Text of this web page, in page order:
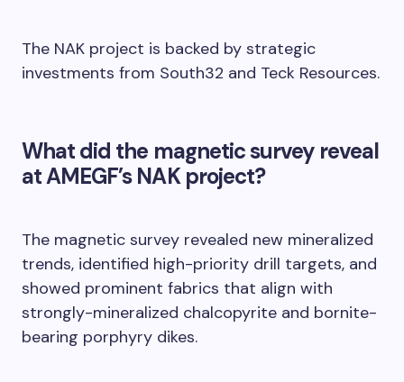
The NAK project is backed by strategic
investments from South32 and Teck Resources.
What did the magnetic survey reveal
at AMEGF’s NAK project?
The magnetic survey revealed new mineralized
trends, identified high-priority drill targets, and
showed prominent fabrics that align with
strongly-mineralized chalcopyrite and bornite-
bearing porphyry dikes.